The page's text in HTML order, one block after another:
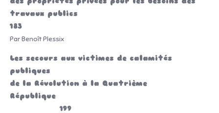
travaux publics
183
Par Benoît Plessix
Les secours aux victimes de calamités
publiques
de la Révolution à la Quatrième
République
199